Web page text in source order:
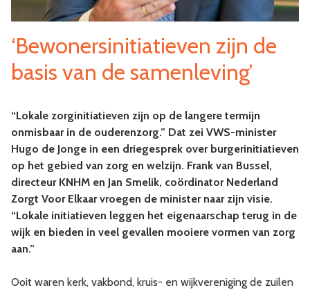
‘Bewonersinitiatieven zijn de
basis van de samenleving’
“Lokale zorginitiatieven zijn op de langere termijn
onmisbaar in de ouderenzorg.” Dat zei VWS-minister
Hugo de Jonge in een driegesprek over burgerinitiatieven
op het gebied van zorg en welzijn. Frank van Bussel,
directeur KNHM en Jan Smelik, coördinator Nederland
Zorgt Voor Elkaar vroegen de minister naar zijn visie.
“Lokale initiatieven leggen het eigenaarschap terug in de
wijk en bieden in veel gevallen mooiere vormen van zorg
aan.”
Ooit waren kerk, vakbond, kruis- en wijkvereniging de zuilen